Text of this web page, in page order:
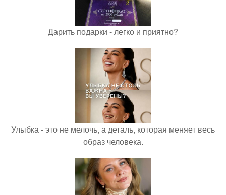
Дарить подарки - легко и приятно?
Улыбка - это не мелочь, а деталь, которая меняет весь
образ человека.